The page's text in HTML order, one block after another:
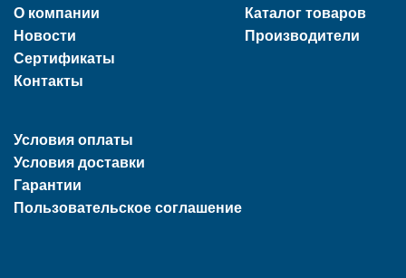
О компании
Новости
Сертификаты
Контакты
Условия оплаты
Условия доставки
Гарантии
Пользовательское соглашение
Каталог товаров
Производители